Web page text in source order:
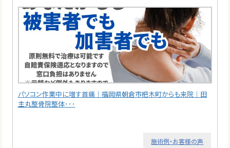
パソコン作業中に増す首痛｜福岡県朝倉市杷木町からも来院｜田
主丸整骨院整体･･･
施術例・お客様の声